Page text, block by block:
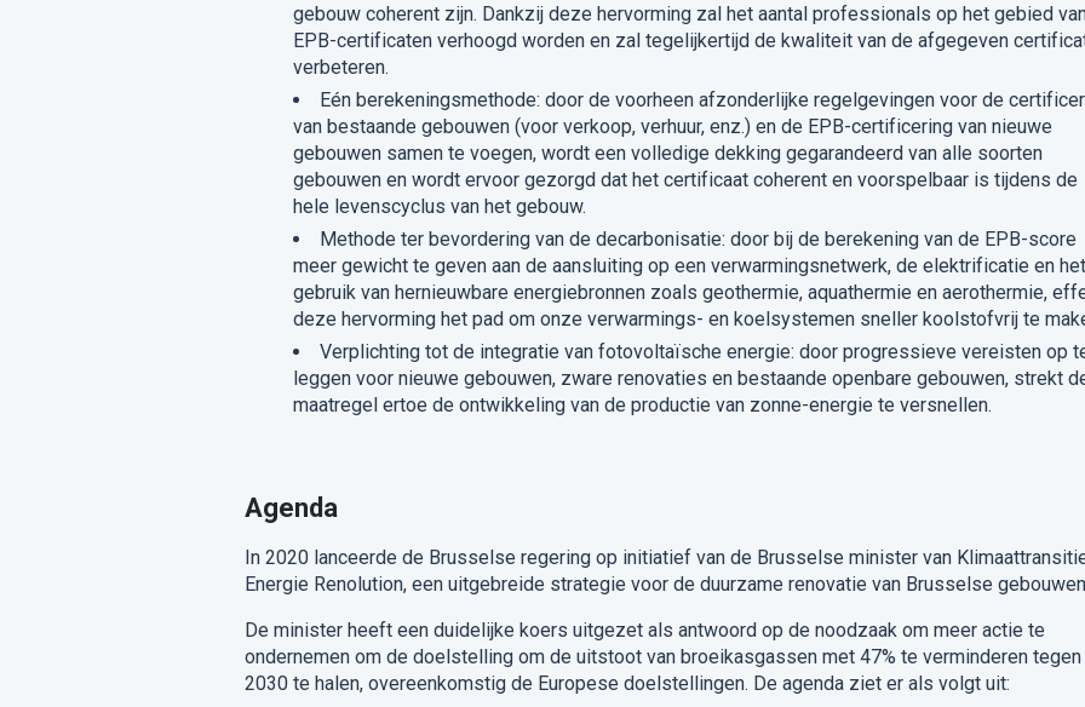
gebouw coherent zijn. Dankzij deze hervorming zal het aantal professionals op het gebied
EPB-certificaten verhoogd worden en zal tegelijkertijd de kwaliteit van de afgegeven
verbeteren.
Eén berekeningsmethode: door de voorheen afzonderlijke regelgevingen voor de
van bestaande gebouwen (voor verkoop, verhuur, enz.) en de EPB-certificering van nieuwe
gebouwen samen te voegen, wordt een volledige dekking gegarandeerd van alle soorten
gebouwen en wordt ervoor gezorgd dat het certificaat coherent en voorspelbaar is tijdens de
hele levenscyclus van het gebouw.
Methode ter bevordering van de decarbonisatie: door bij de berekening van de EPB-score
meer gewicht te geven aan de aansluiting op een verwarmingsnetwerk, de elektrificatie en het
gebruik van hernieuwbare energiebronnen zoals geothermie, aquathermie en aerothermie,
deze hervorming het pad om onze verwarmings- en koelsystemen sneller koolstofvrij te
Verplichting tot de integratie van fotovoltaïsche energie: door progressieve vereisten op
leggen voor nieuwe gebouwen, zware renovaties en bestaande openbare gebouwen, strekt
maatregel ertoe de ontwikkeling van de productie van zonne-energie te versnellen.
Agenda
In 2020 lanceerde de Brusselse regering op initiatief van de Brusselse minister van
Energie Renolution, een uitgebreide strategie voor de duurzame renovatie van Brusselse
De minister heeft een duidelijke koers uitgezet als antwoord op de noodzaak om meer actie te
ondernemen om de doelstelling om de uitstoot van broeikasgassen met 47% te verminderen tegen
2030 te halen, overeenkomstig de Europese doelstellingen. De agenda ziet er als volgt uit: